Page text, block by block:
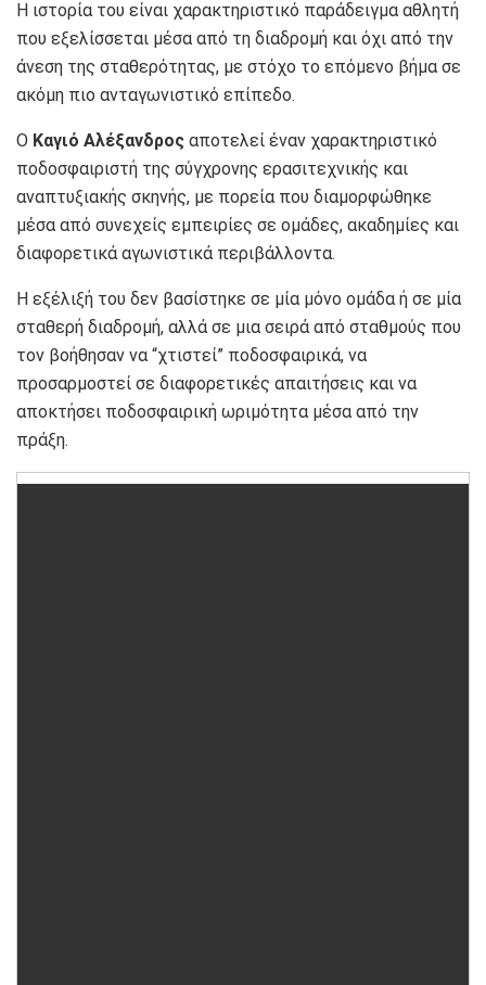
Η ιστορία του είναι χαρακτηριστικό παράδειγμα αθλητή
που εξελίσσεται μέσα από τη διαδρομή και όχι από την
άνεση της σταθερότητας, με στόχο το επόμενο βήμα σε
ακόμη πιο ανταγωνιστικό επίπεδο.
Ο Καγιό Αλέξανδρος αποτελεί έναν χαρακτηριστικό
ποδοσφαιριστή της σύγχρονης ερασιτεχνικής και
αναπτυξιακής σκηνής, με πορεία που διαμορφώθηκε
μέσα από συνεχείς εμπειρίες σε ομάδες, ακαδημίες και
διαφορετικά αγωνιστικά περιβάλλοντα.
Η εξέλιξή του δεν βασίστηκε σε μία μόνο ομάδα ή σε μία
σταθερή διαδρομή, αλλά σε μια σειρά από σταθμούς που
τον βοήθησαν να “χτιστεί” ποδοσφαιρικά, να
προσαρμοστεί σε διαφορετικές απαιτήσεις και να
αποκτήσει ποδοσφαιρική ωριμότητα μέσα από την
πράξη.